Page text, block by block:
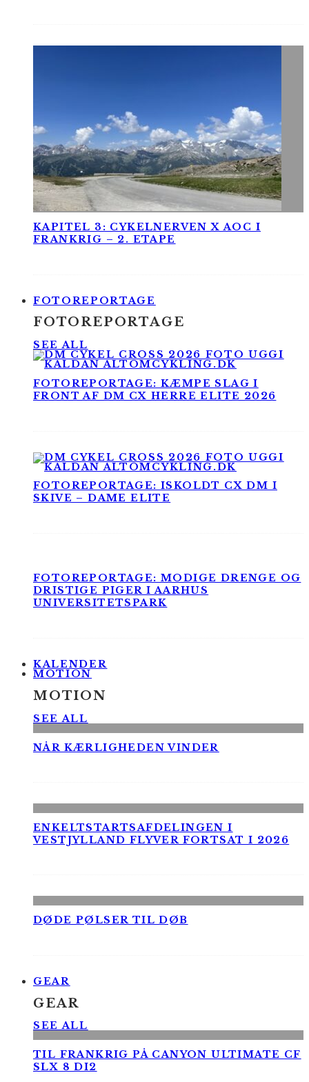
KAPITEL 3: CYKELNERVEN X AOC I
FRANKRIG – 2. ETAPE
FOTOREPORTAGE
FOTOREPORTAGE
SEE ALL
FOTOREPORTAGE: KÆMPE SLAG I
FRONT AF DM CX HERRE ELITE 2026
FOTOREPORTAGE: ISKOLDT CX DM I
SKIVE – DAME ELITE
FOTOREPORTAGE: MODIGE DRENGE OG
DRISTIGE PIGER I AARHUS
UNIVERSITETSPARK
KALENDER
MOTION
MOTION
SEE ALL
NÅR KÆRLIGHEDEN VINDER
ENKELTSTARTSAFDELINGEN I
VESTJYLLAND FLYVER FORTSAT I 2026
DØDE PØLSER TIL DØB
GEAR
GEAR
SEE ALL
TIL FRANKRIG PÅ CANYON ULTIMATE CF
SLX 8 DI2